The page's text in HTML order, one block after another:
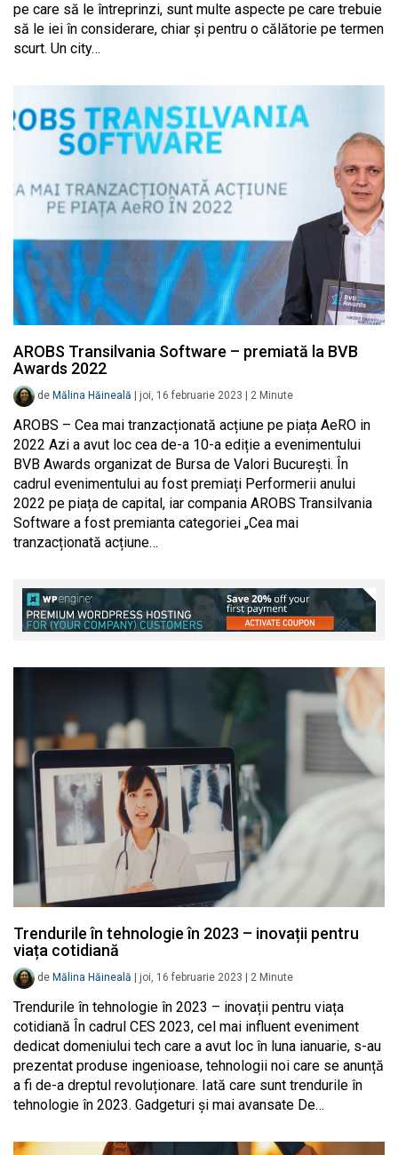
pe care să le întreprinzi, sunt multe aspecte pe care trebuie
să le iei în considerare, chiar și pentru o călătorie pe termen
scurt. Un city…
AROBS Transilvania Software – premiată la BVB
Awards 2022
de Mălina Hăineală joi, 16 februarie 2023 2 Minute
AROBS – Cea mai tranzacționată acțiune pe piața AeRO in
2022 Azi a avut loc cea de-a 10-a ediție a evenimentului
BVB Awards organizat de Bursa de Valori București. În
cadrul evenimentului au fost premiați Performerii anului
2022 pe piața de capital, iar compania AROBS Transilvania
Software a fost premianta categoriei „Cea mai
tranzacționată acțiune…
Trendurile în tehnologie în 2023 – inovații pentru
viața cotidiană
de Mălina Hăineală joi, 16 februarie 2023 2 Minute
Trendurile în tehnologie în 2023 – inovații pentru viața
cotidiană În cadrul CES 2023, cel mai influent eveniment
dedicat domeniului tech care a avut loc în luna ianuarie, s-au
prezentat produse ingenioase, tehnologii noi care se anunță
a fi de-a dreptul revoluționare. Iată care sunt trendurile în
tehnologie în 2023. Gadgeturi și mai avansate De…